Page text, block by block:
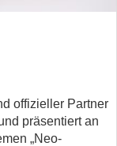
offizieller Partner
präsentiert an
„Neo-